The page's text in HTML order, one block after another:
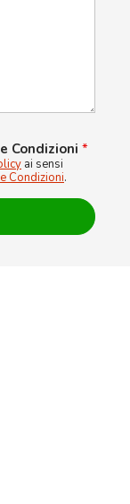
Condizioni *
ai sensi
Condizioni.